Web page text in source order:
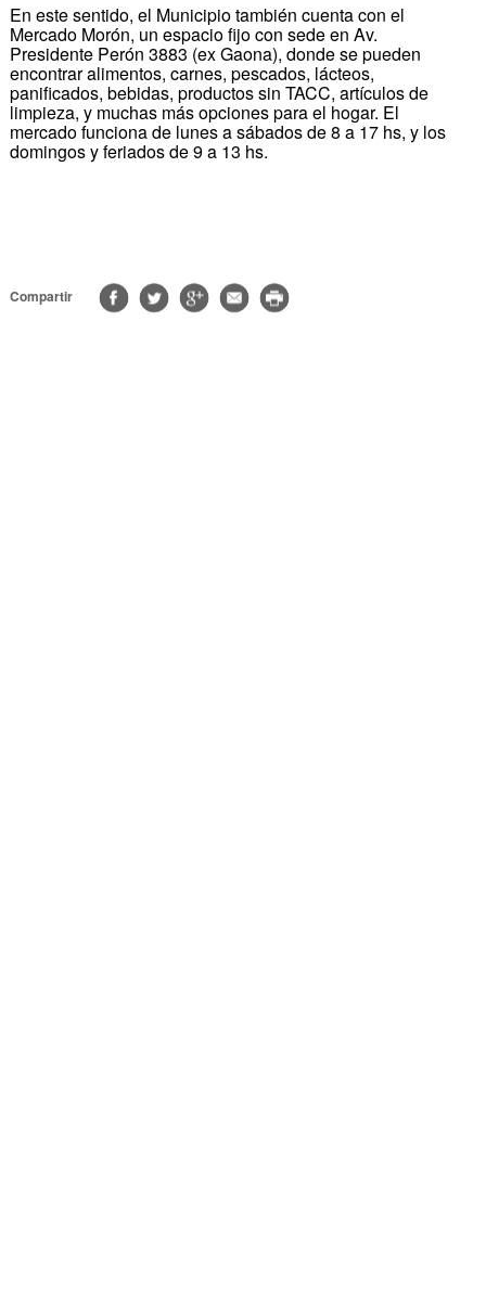
En este sentido, el Municipio también cuenta con el
Mercado Morón, un espacio fijo con sede en Av.
Presidente Perón 3883 (ex Gaona), donde se pueden
encontrar alimentos, carnes, pescados, lácteos,
panificados, bebidas, productos sin TACC, artículos de
limpieza, y muchas más opciones para el hogar. El
mercado funciona de lunes a sábados de 8 a 17 hs, y los
domingos y feriados de 9 a 13 hs.
Compartir